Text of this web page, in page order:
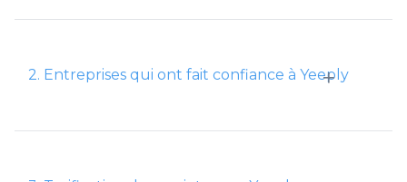
+
2. Entreprises qui ont fait confiance à Yeeply